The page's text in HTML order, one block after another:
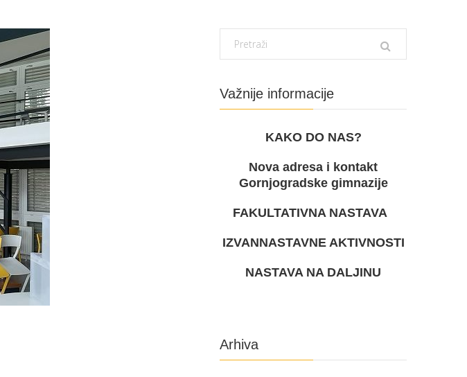
Važnije informacije
KAKO DO NAS?
Nova adresa i kontakt
Gornjogradske gimnazije
FAKULTATIVNA NASTAVA
IZVANNASTAVNE AKTIVNOSTI
NASTAVA NA DALJINU
Arhiva